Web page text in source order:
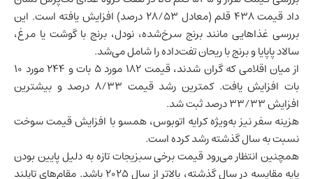
داد قیمت ۴۳۸ قلم (معادل ۲۸/۵۳ درصد) افزایش یافته است. این
بررسی غذاهایی مانند برنج سرخ‌شده، نودل، برنج با گوشت یا مرغ،
سالاد پاپایا و برنج با ریحان تفت‌داده را شامل می‌شد.
از میان اقلامی که گران شدند، قیمت ۱۸۲ مورد ۵ بات و ۲۴۴ مورد ۱۰
بات افزایش یافت. کمترین رشد قیمت ۸/۳۳ درصد و بیشترین
افزایش ۳۳/۳۳ درصد ثبت شد.
هزینه سفر نیز به‌ویژه کرایه اتوبوس، همسو با افزایش قیمت سوخت
نسبت به سال گذشته رشد کرده است.
همچنین انتظار می‌رود قیمت برخی سبزیجات تازه به دلیل پایین بودن
پایه مقایسه در سال گذشته، بالاتر از سال ۲۰۲۵ باشد. مقام‌های تایلند